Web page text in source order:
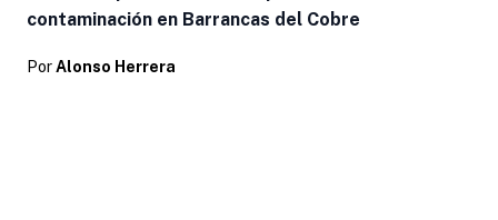
contaminación en Barrancas del Cobre
Por Alonso Herrera